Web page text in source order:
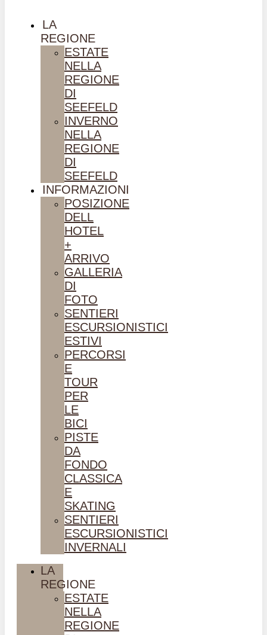
LA
REGIONE
ESTATE
NELLA
REGIONE
DI
SEEFELD
INVERNO
NELLA
REGIONE
DI
SEEFELD
INFORMAZIONI
POSIZIONE
DELL
HOTEL
+
ARRIVO
GALLERIA
DI
FOTO
SENTIERI
ESCURSIONISTICI
ESTIVI
PERCORSI
E
TOUR
PER
LE
BICI
PISTE
DA
FONDO
CLASSICA
E
SKATING
SENTIERI
ESCURSIONISTICI
INVERNALI
LA
REGIONE
ESTATE
NELLA
REGIONE